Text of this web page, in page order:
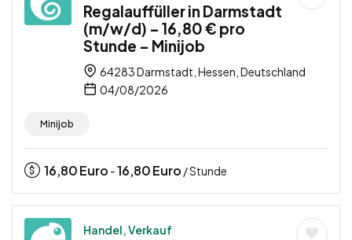
Regalauffüller in Darmstadt
(m/w/d) – 16,80 € pro
Stunde – Minijob
64283 Darmstadt, Hessen, Deutschland
04/08/2026
Minijob
16,80Euro -16,80Euro / Stunde
Handel, Verkauf